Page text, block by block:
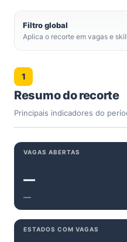
Filtro global
Aplica o recorte em vagas e
1
Resumo do recorte
Principais indicadores do
VAGAS ABERTAS
—
—
ESTADOS COM VAGAS